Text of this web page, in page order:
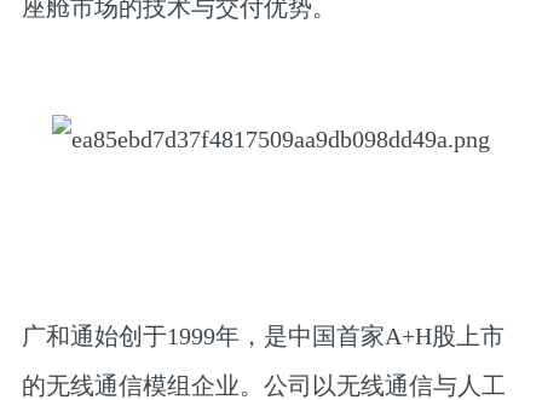
座舱市场的技术与交付优势。
广和通始创于1999年，是中国首家A+H股上市
的无线通信模组企业。公司以无线通信与人工